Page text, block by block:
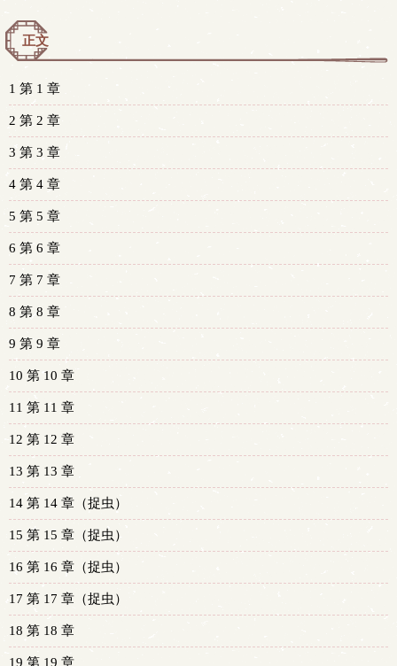
正文
1 第 1 章
2 第 2 章
3 第 3 章
4 第 4 章
5 第 5 章
6 第 6 章
7 第 7 章
8 第 8 章
9 第 9 章
10 第 10 章
11 第 11 章
12 第 12 章
13 第 13 章
14 第 14 章（捉虫）
15 第 15 章（捉虫）
16 第 16 章（捉虫）
17 第 17 章（捉虫）
18 第 18 章
19 第 19 章